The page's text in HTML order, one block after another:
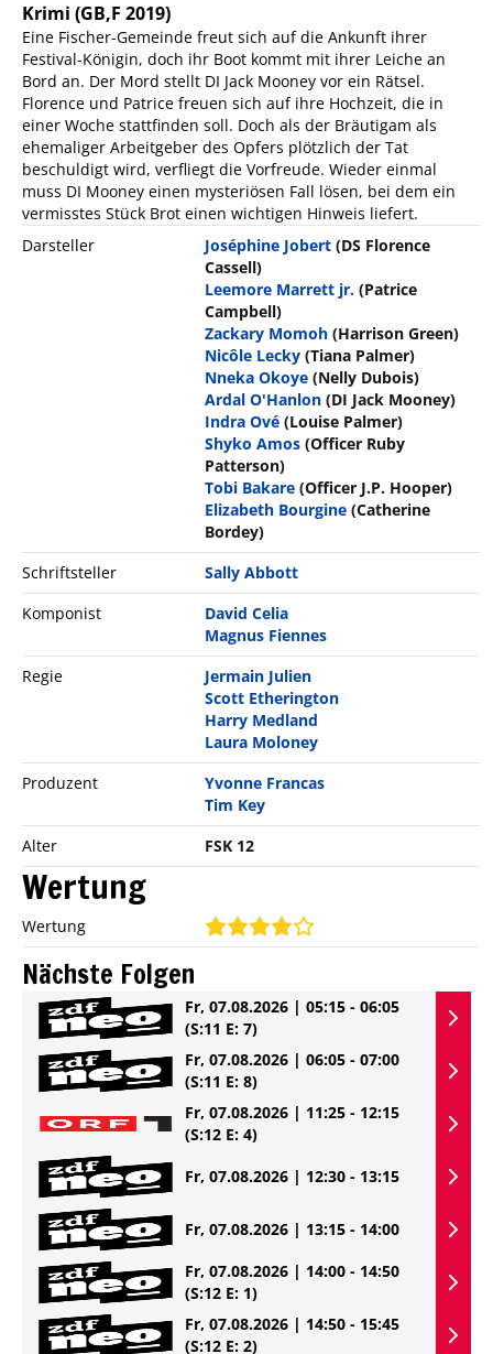
Krimi (GB,F 2019)
Eine Fischer-Gemeinde freut sich auf die Ankunft ihrer
Festival-Königin, doch ihr Boot kommt mit ihrer Leiche an
Bord an. Der Mord stellt DI Jack Mooney vor ein Rätsel.
Florence und Patrice freuen sich auf ihre Hochzeit, die in
einer Woche stattfinden soll. Doch als der Bräutigam als
ehemaliger Arbeitgeber des Opfers plötzlich der Tat
beschuldigt wird, verfliegt die Vorfreude. Wieder einmal
muss DI Mooney einen mysteriösen Fall lösen, bei dem ein
vermisstes Stück Brot einen wichtigen Hinweis liefert.
Darsteller
Joséphine Jobert (DS Florence
Cassell)
Leemore Marrett jr. (Patrice
Campbell)
Zackary Momoh (Harrison Green)
Nicôle Lecky (Tiana Palmer)
Nneka Okoye (Nelly Dubois)
Ardal O'Hanlon (DI Jack Mooney)
Indra Ové (Louise Palmer)
Shyko Amos (Officer Ruby
Patterson)
Tobi Bakare (Officer J.P. Hooper)
Elizabeth Bourgine (Catherine
Bordey)
Schriftsteller
Sally Abbott
Komponist
David Celia
Magnus Fiennes
Regie
Jermain Julien
Scott Etherington
Harry Medland
Laura Moloney
Produzent
Yvonne Francas
Tim Key
Alter
FSK 12
Wertung
Wertung
Nächste Folgen
Fr, 07.08.2026 | 05:15 - 06:05
(S:11 E: 7)
Fr, 07.08.2026 | 06:05 - 07:00
(S:11 E: 8)
Fr, 07.08.2026 | 11:25 - 12:15
(S:12 E: 4)
Fr, 07.08.2026 | 12:30 - 13:15
Fr, 07.08.2026 | 13:15 - 14:00
Fr, 07.08.2026 | 14:00 - 14:50
(S:12 E: 1)
Fr, 07.08.2026 | 14:50 - 15:45
(S:12 E: 2)